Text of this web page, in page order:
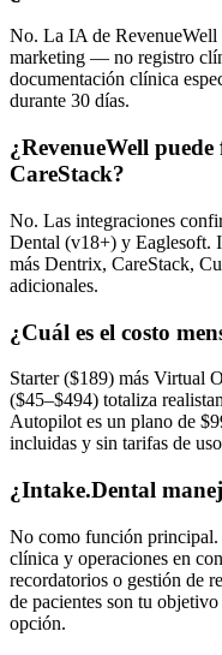
No. La IA de RevenueWell
marketing — no registro
documentación clínica
durante 30 días.
¿RevenueWell
CareStack?
No. Las integraciones
Dental (v18+) y Eaglesoft.
más Dentrix, CareStack,
adicionales.
¿Cuál es el costo
Starter ($189) más Virtual
($45–$494) totaliza
Autopilot es un plano de
incluidas y sin tarifas de
¿Intake.Dental
No como función principal.
clínica y operaciones en
recordatorios o gestión de
de pacientes son tu
opción.